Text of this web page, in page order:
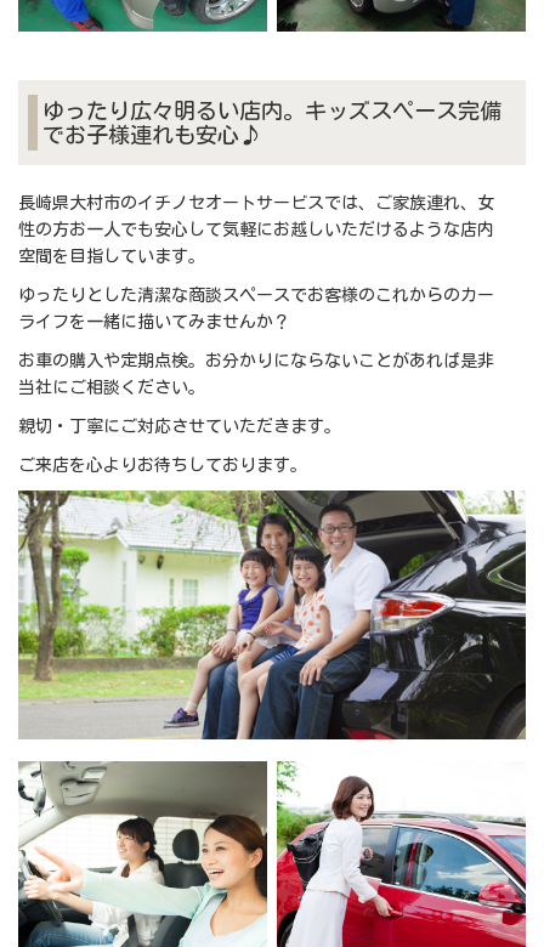
ゆったり広々明るい店内。キッズスペース完備
でお子様連れも安心♪
長崎県大村市のイチノセオートサービスでは、ご家族連れ、女
性の方お一人でも安心して気軽にお越しいただけるような店内
空間を目指しています。
ゆったりとした清潔な商談スペースでお客様のこれからのカー
ライフを一緒に描いてみませんか？
お車の購入や定期点検。お分かりにならないことがあれば是非
当社にご相談ください。
親切・丁寧にご対応させていただきます。
ご来店を心よりお待ちしております。